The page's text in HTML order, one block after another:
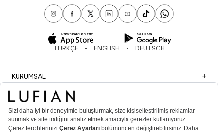
TÜRKÇE ENGLISH DEUTSCH
KURUMSAL
ALIŞVERİŞ
ÖNEMLİ BİLGİLER
ÜYE
ERKEK POPÜLER KATEGORİLER